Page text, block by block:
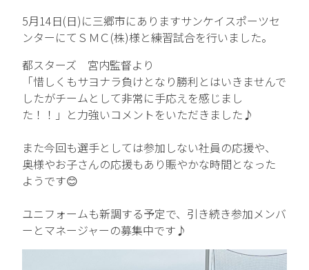
採用情報
会社を知る
人と仕事を知る
社風を知る
制度を知る
新卒エントリー
中途エントリー
5月14日(日)に三郷市にありますサンケイスポーツセ
ンターにてＳＭＣ(株)様と練習試合を行いました。
都スターズ 宮内監督より
「惜しくもサヨナラ負けとなり勝利とはいきませんで
したがチームとして非常に手応えを感じまし
た！！」と力強いコメントをいただきました♪
また今回も選手としては参加しない社員の応援や、
奥様やお子さんの応援もあり賑やかな時間となった
ようです😊
ユニフォームも新調する予定で、引き続き参加メンバ
ーとマネージャーの募集中です♪